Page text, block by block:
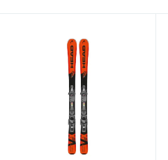
Флис и кофты
Штаны горнолыжные